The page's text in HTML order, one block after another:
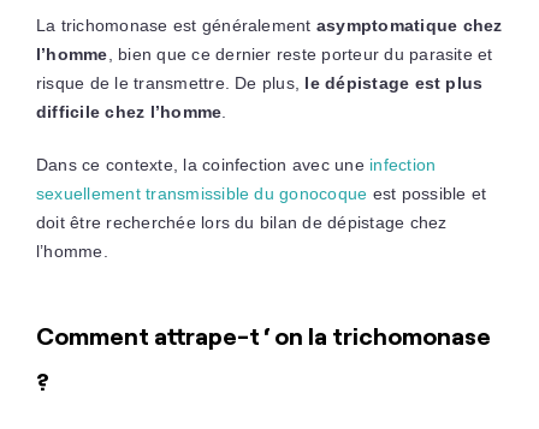
La trichomonase est généralement asymptomatique chez
l’homme , bien que ce dernier reste porteur du parasite et
risque de le transmettre. De plus, le dépistage est plus
difficile chez l’homme
Dans ce contexte, la coinfection avec une infection
sexuellement transmissible du gonocoque est possible et
doit être recherchée lors du bilan de dépistage chez
l’homme.
Comment attrape-t ‘ on la trichomonase
?